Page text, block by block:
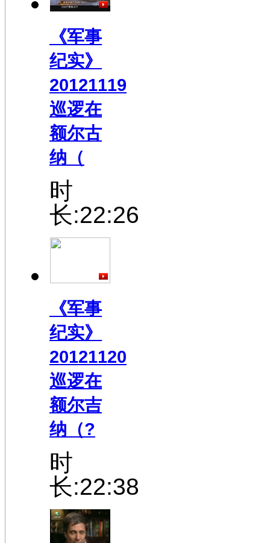
《军事
纪实》
20121119
巡逻在
额尔古
纳（
时
长:22:26
《军事
纪实》
20121120
巡逻在
额尔吉
纳（?
时
长:22:38